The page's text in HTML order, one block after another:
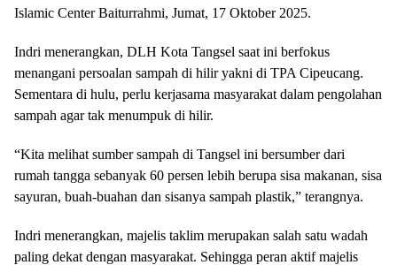
Islamic Center Baiturrahmi, Jumat, 17 Oktober 2025.
Indri menerangkan, DLH Kota Tangsel saat ini berfokus
menangani persoalan sampah di hilir yakni di TPA Cipeucang.
Sementara di hulu, perlu kerjasama masyarakat dalam pengolahan
sampah agar tak menumpuk di hilir.
“Kita melihat sumber sampah di Tangsel ini bersumber dari
rumah tangga sebanyak 60 persen lebih berupa sisa makanan, sisa
sayuran, buah-buahan dan sisanya sampah plastik,” terangnya.
Indri menerangkan, majelis taklim merupakan salah satu wadah
paling dekat dengan masyarakat. Sehingga peran aktif majelis